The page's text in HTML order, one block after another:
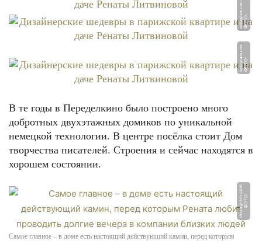
Ф
О
Т
О:
i
n
st
a
g
r
a
m.
c
o
m
Ф
О
Т
О:
i
n
st
a
g
r
a
m.
c
o
m
В те годы в Переделкино было построено много
добротных двухэтажных домиков по уникальной
немецкой технологии. В центре посёлка стоит Дом
творчества писателей. Строения и сейчас находятся в
хорошем состоянии.
Ф
О
Т
О:
i
n
s
t
a
g
r
a
m.
c
o
m
Самое главное – в доме есть настоящий действующий камин, перед которым